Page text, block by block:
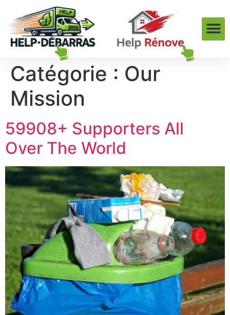
Catégorie : Our
Mission
59908+ Supporters All
Over The World